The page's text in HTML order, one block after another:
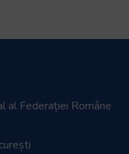
al Federației Române